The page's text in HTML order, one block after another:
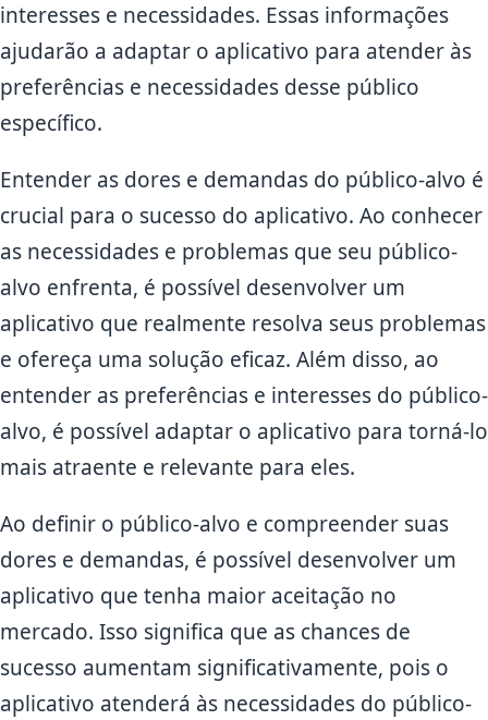
interesses e necessidades. Essas informações
ajudarão a adaptar o aplicativo para atender às
preferências e necessidades desse público
específico.
Entender as dores e demandas do público-alvo é
crucial para o sucesso do aplicativo. Ao conhecer
as necessidades e problemas que seu público-
alvo enfrenta, é possível desenvolver um
aplicativo que realmente resolva seus problemas
e ofereça uma solução eficaz. Além disso, ao
entender as preferências e interesses do público-
alvo, é possível adaptar o aplicativo para torná-lo
mais atraente e relevante para eles.
Ao definir o público-alvo e compreender suas
dores e demandas, é possível desenvolver um
aplicativo que tenha maior aceitação no
mercado. Isso significa que as chances de
sucesso aumentam significativamente, pois o
aplicativo atenderá às necessidades do público-